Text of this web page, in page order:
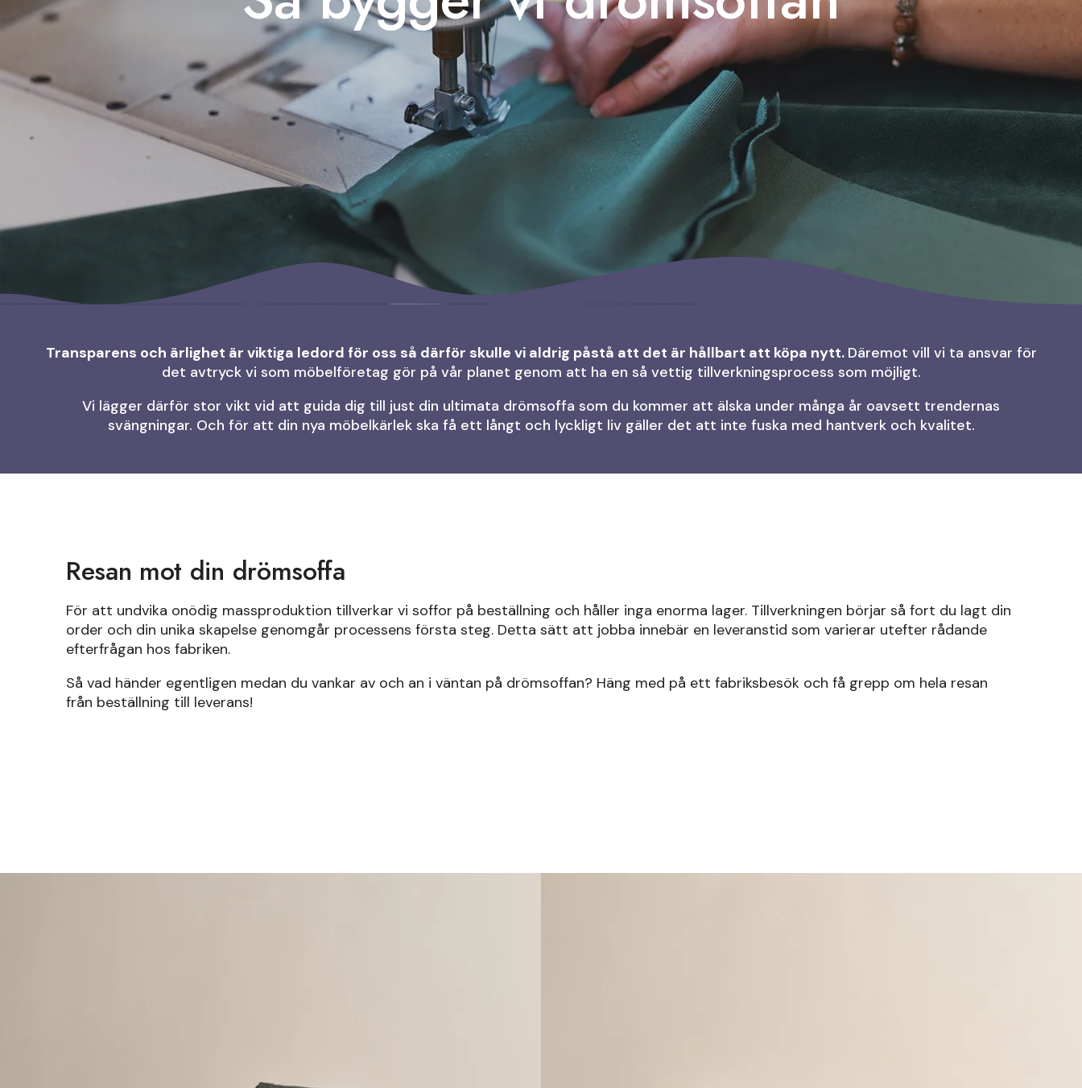
Transparens och ärlighet är viktiga ledord för oss så därför skulle vi aldrig påstå att det är hållbart att köpa nytt. Däremot vill vi ta ansvar för
det avtryck vi som möbelföretag gör på vår planet genom att ha en så vettig tillverkningsprocess som möjligt.
Vi lägger därför stor vikt vid att guida dig till just din ultimata drömsoffa som du kommer att älska under många år oavsett trendernas
svängningar. Och för att din nya möbelkärlek ska få ett långt och lyckligt liv gäller det att inte fuska med hantverk och kvalitet.
Resan mot din drömsoffa
För att undvika onödig massproduktion tillverkar vi soffor på beställning och håller inga enorma lager. Tillverkningen börjar så fort du lagt din
order och din unika skapelse genomgår processens första steg. Detta sätt att jobba innebär en leveranstid som varierar utefter rådande
efterfrågan hos fabriken.
Så vad händer egentligen medan du vankar av och an i väntan på drömsoffan? Häng med på ett fabriksbesök och få grepp om hela resan
från beställning till leverans!